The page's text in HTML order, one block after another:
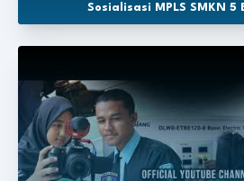
Sosialisasi MPLS SMKN